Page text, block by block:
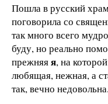
Пошла в русский
поговорила со
так много всего
буду, но реально
прежняяя, на
любящая, нежная, а
так, вечно